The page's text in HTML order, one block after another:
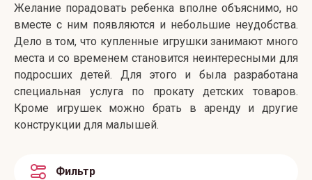
Желание порадовать ребенка вполне объяснимо, но
вместе с ним появляются и небольшие неудобства.
Дело в том, что купленные игрушки занимают много
места и со временем становится неинтересными для
подросших детей. Для этого и была разработана
специальная услуга по прокату детских товаров.
Кроме игрушек можно брать в аренду и другие
конструкции для малышей.
Фильтр